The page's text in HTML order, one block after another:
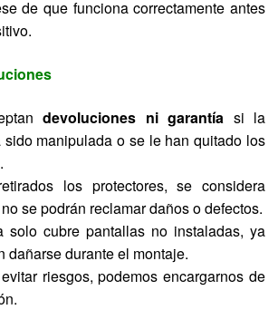
de que funciona correctamente antes
devoluciones ni garantía si la
manipulada o se le han quitado los
los protectores, se considera
se podrán reclamar daños o defectos.
solo cubre pantallas no instaladas, ya
dañarse durante el montaje.
riesgos, podemos encargarnos de